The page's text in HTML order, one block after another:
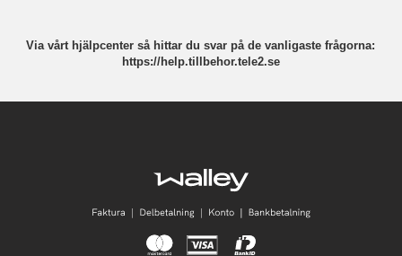
Integritetspolicy
Via vårt hjälpcenter så hittar du svar på de vanligaste frågorna:
https://help.tillbehor.tele2.se